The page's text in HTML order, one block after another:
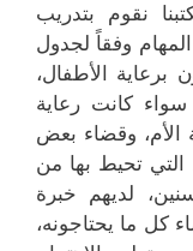
نقوم بتدريب
وفقاً لجدول
برعاية الأطفال،
سواء كانت رعاية
الأم، وقضاء بعض
التي تحيط بها من
لديهم خبرة
كل ما يحتاجونه،